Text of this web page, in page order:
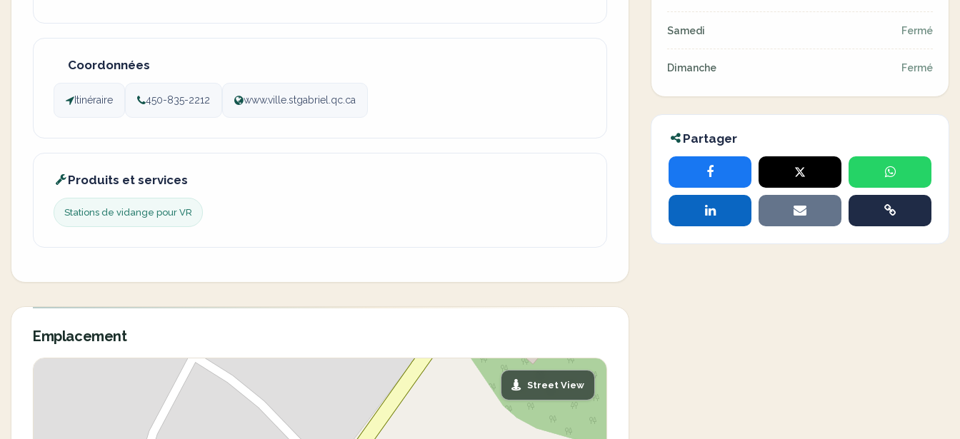
Coordonnées
Itinéraire 450-835-2212 www.ville.stgabriel.qc.ca
Produits et services
Stations de vidange pour VR
Emplacement
Street View
Samedi Fermé
Dimanche Fermé
Partager